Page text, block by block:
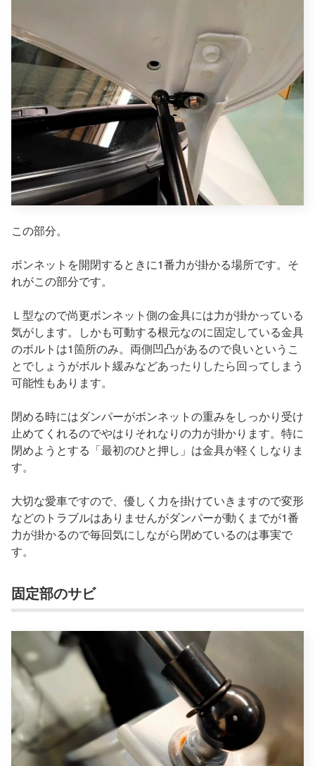
この部分。
ボンネットを開閉するときに1番力が掛かる場所です。そ
れがこの部分です。
Ｌ型なので尚更ボンネット側の金具には力が掛かっている
気がします。しかも可動する根元なのに固定している金具
のボルトは1箇所のみ。両側凹凸があるので良いというこ
とでしょうがボルト緩みなどあったりしたら回ってしまう
可能性もあります。
閉める時にはダンパーがボンネットの重みをしっかり受け
止めてくれるのでやはりそれなりの力が掛かります。特に
閉めようとする「最初のひと押し」は金具が軽くしなりま
す。
大切な愛車ですので、優しく力を掛けていきますので変形
などのトラブルはありませんがダンパーが動くまでが1番
力が掛かるので毎回気にしながら閉めているのは事実で
す。
固定部のサビ